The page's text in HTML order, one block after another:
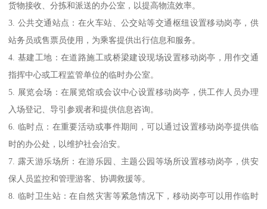
货物接收、分拣和派送的办公室，以提高物流效率。
3. 公共交通站点：在火车站、公交站等交通枢纽设置移动岗亭，供
站务员或售票员使用，为乘客提供出行信息和服务。
4. 基建工地：在道路施工或桥梁建设现场设置移动岗亭，用作交通
指挥中心或工程监管单位的临时办公室。
5. 展览会场：在展览馆或会议中心设置移动岗亭，供工作人员办理
入场登记、导引参观者和提供信息咨询。
6. 临时点：在重要活动或事件期间，可以通过设置移动岗亭提供临
时的办公处，以维护社会治安。
7. 露天游乐场所：在游乐园、主题公园等场所设置移动岗亭，供安
保人员监控和管理游客、协调救援等。
8. 临时卫生站：在自然灾害等紧急情况下，移动岗亭可以用作临时